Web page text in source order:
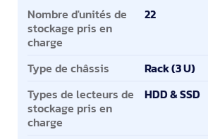
Caractéristiques clés
Nombre d'unités de
stockage pris en
charge
22
Type de châssis
Rack (3 U)
Types de lecteurs de
stockage pris en
charge
HDD & SSD